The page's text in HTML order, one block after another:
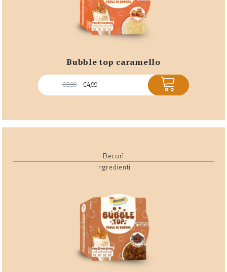
bubble top caramello
€5,99 €4,99 ACQUISTA
Decorì
Ingredienti